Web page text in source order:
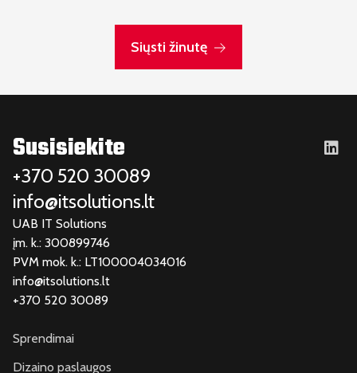
Siųsti žinutę
Susisiekite
+370 520 30089
info@itsolutions.lt
UAB IT Solutions
įm. k.: 300899746
PVM mok. k.: LT100004034016
info@itsolutions.lt
+370 520 30089
Sprendimai
Dizaino paslaugos